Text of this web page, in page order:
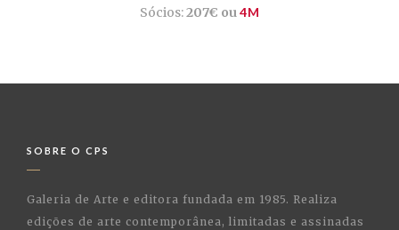
Sócios:207€ ou4M
SOBRE O CPS
Galeria de Arte e editora fundada em 1985. Realiza
edições de arte contemporânea, limitadas e assinadas